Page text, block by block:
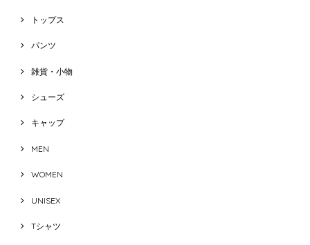
トップス
パンツ
雑貨・小物
シューズ
キャップ
MEN
WOMEN
UNISEX
Tシャツ